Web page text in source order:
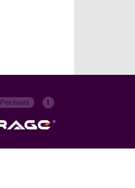
Реклама